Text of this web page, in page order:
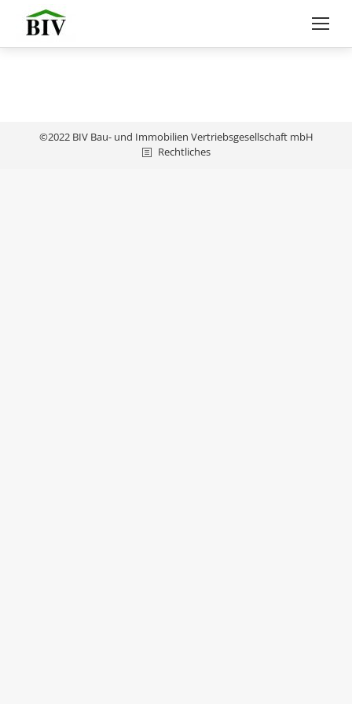
©2022 BIV Bau- und Immobilien Vertriebsgesellschaft mbH
Rechtliches